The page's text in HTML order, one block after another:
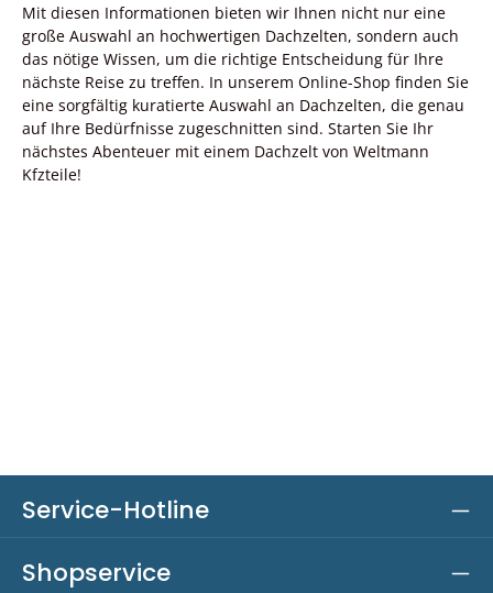
Mit diesen Informationen bieten wir Ihnen nicht nur eine
große Auswahl an hochwertigen Dachzelten, sondern auch
das nötige Wissen, um die richtige Entscheidung für Ihre
nächste Reise zu treffen. In unserem Online-Shop finden Sie
eine sorgfältig kuratierte Auswahl an Dachzelten, die genau
auf Ihre Bedürfnisse zugeschnitten sind. Starten Sie Ihr
nächstes Abenteuer mit einem Dachzelt von Weltmann
Kfzteile!
Service-Hotline
Shopservice